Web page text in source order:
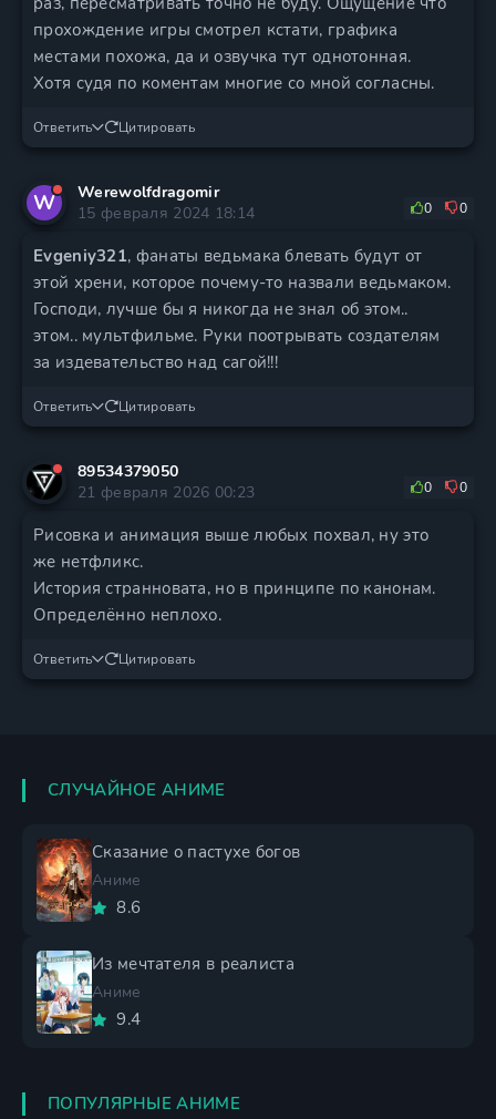
прохождение игры смотрел кстати, графика
местами похожа, да и озвучка тут однотонная.
Хотя судя по коментам многие со мной согласны.
Ответить Цитировать
W
Werewolfdragomir
15 февраля 2024 18:14
0 0
Evgeniy321, фанаты ведьмака блевать будут от
этой хрени, которое почему-то назвали ведьмаком.
Господи, лучше бы я никогда не знал об этом..
этом.. мультфильме. Руки поотрывать создателям
за издевательство над сагой!!!
Ответить Цитировать
89534379050
21 февраля 2026 00:23
0 0
Рисовка и анимация выше любых похвал, ну это
же нетфликс.
История странновата, но в принципе по канонам.
Определённо неплохо.
Ответить Цитировать
СЛУЧАЙНОЕ АНИМЕ
Сказание о пастухе богов
Аниме
8.6
Из мечтателя в реалиста
Аниме
9.4
ПОПУЛЯРНЫЕ АНИМЕ